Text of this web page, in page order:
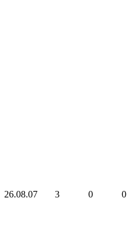
26.08.07 3 0 0